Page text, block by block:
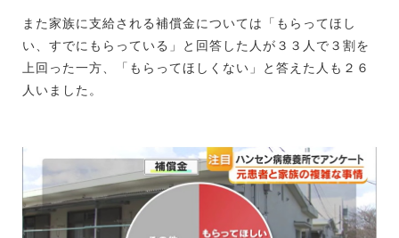
また家族に支給される補償金については「もらってほし
い、すでにもらっている」と回答した人が３３人で３割を
上回った一方、「もらってほしくない」と答えた人も２６
人いました。